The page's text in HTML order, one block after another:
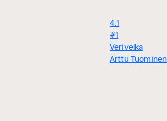
4.1
#1
Verivelka
Arttu Tuominen